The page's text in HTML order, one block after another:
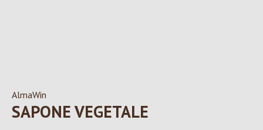
AlmaWin
SAPONE VEGETALE